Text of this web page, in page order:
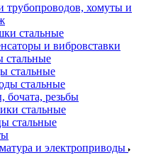
трубопроводов, хомуты и
стальные
и вибровставки
стальные
стальные
стальные
бочата, резьбы
стальные
стальные
и электроприводы